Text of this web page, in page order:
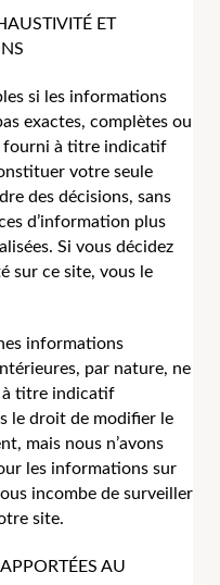
ET
si les informations
exactes, complètes ou
fourni à titre indicatif
votre seule
des décisions, sans
d’information plus
Si vous décidez
sur ce site, vous le
informations
par nature, ne
à titre indicatif
le droit de modifier le
mais nous n’avons
les informations sur
incombe de surveiller
site.
AU